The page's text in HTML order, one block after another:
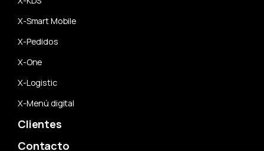
X-Smart Mobile
X-Pedidos
X-One
X-Logistic
X-Menú digital
Clientes
Contacto